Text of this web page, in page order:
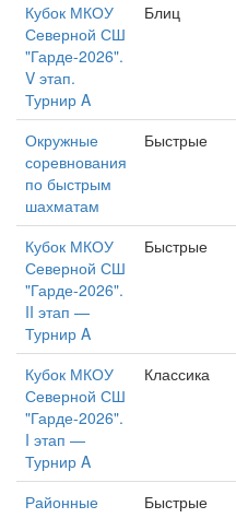
Кубок МКОУ
Северной СШ
"Гарде-2026".
V этап.
Турнир A
Блиц
Окружные
соревнования
по быстрым
шахматам
Быстрые
Кубок МКОУ
Северной СШ
"Гарде-2026".
II этап —
Турнир A
Быстрые
Кубок МКОУ
Северной СШ
"Гарде-2026".
I этап —
Турнир A
Классика
Районные
Быстрые